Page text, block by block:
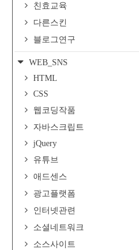
친효교육
다른스킨
블로그연구
WEB_SNS
HTML
CSS
웹코딩작품
자바스크립트
jQuery
유튜브
애드센스
광고플랫폼
인터넷관련
소셜네트워크
소스사이트